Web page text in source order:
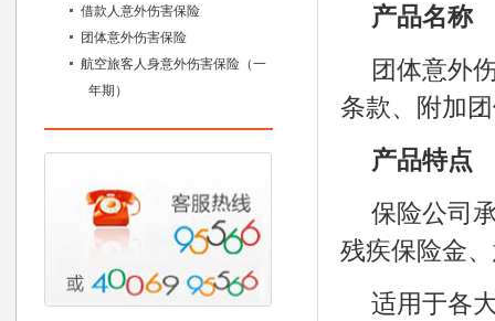
借款人意外伤害保险
团体意外伤害保险
航空旅客人身意外伤害保险（一
年期）
产品名称
团体意外
条款、附加
产品特点
保险公司
残疾保险金
适用于各